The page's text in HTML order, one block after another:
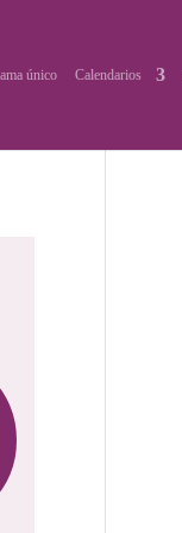
único Calendarios